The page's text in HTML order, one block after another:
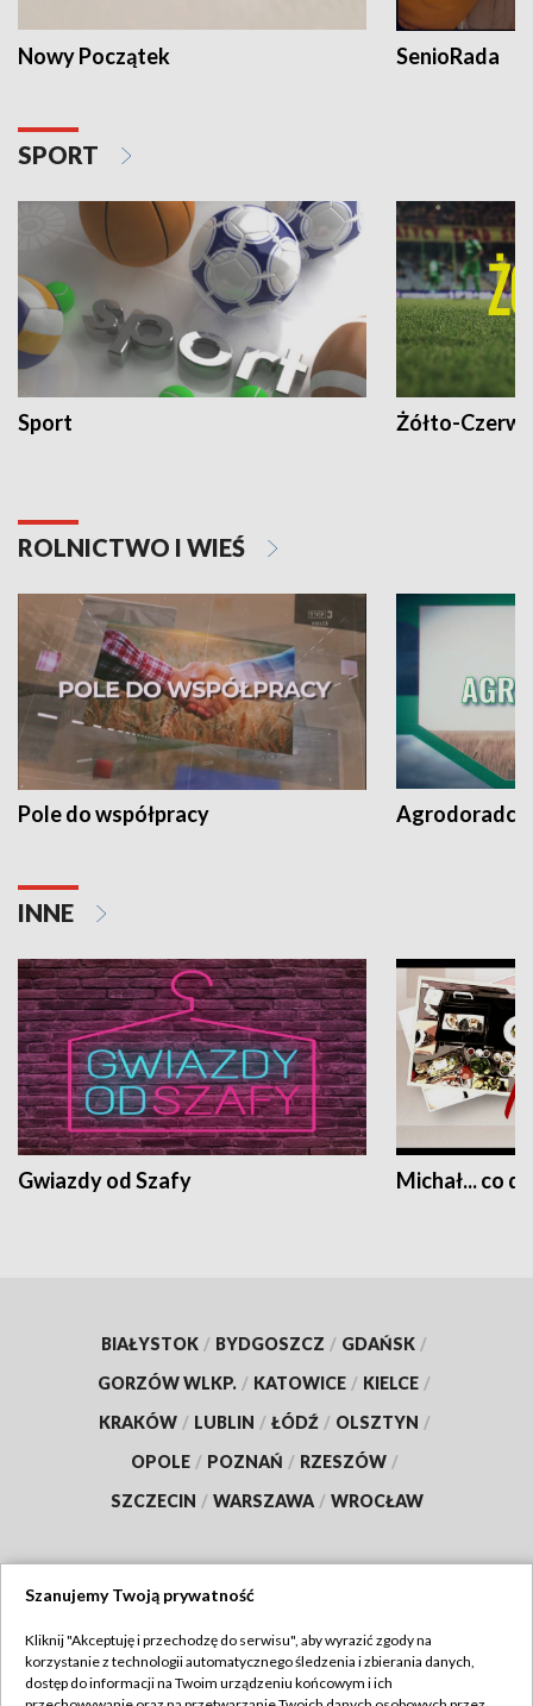
Nowy Początek SenioRada
SPORT
Sport Żółto-
ROLNICTWO I WIEŚ
Pole do współpracy Agrodoradcy
INNE
Gwiazdy od Szafy Michał... co
BIAŁYSTOK / BYDGOSZCZ / GDAŃSK /
GORZÓW WLKP. / KATOWICE / KIELCE /
KRAKÓW / LUBLIN / ŁÓDŹ / OLSZTYN /
OPOLE / POZNAŃ / RZESZÓW /
SZCZECIN / WARSZAWA / WROCŁAW
TVP
Szanujemy Twoją prywatność
Kliknij "Akceptuję i przechodzę do serwisu", aby wyrazić zgody na
korzystanie z technologii automatycznego śledzenia i zbierania danych,
dostęp do informacji na Twoim urządzeniu końcowym i ich